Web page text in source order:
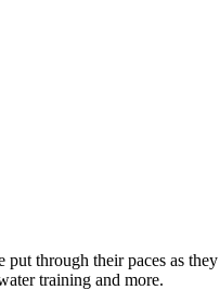
through their paces as
training and more.